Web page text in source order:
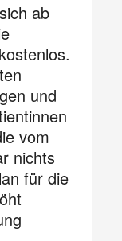
ab
und
vom
nichts
für die